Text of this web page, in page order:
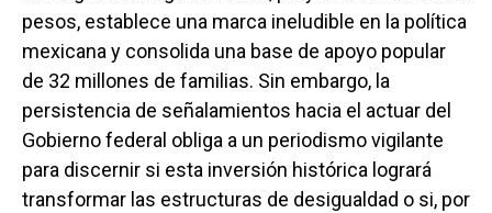
pesos, establece una marca ineludible en la política
mexicana y consolida una base de apoyo popular
de 32 millones de familias. Sin embargo, la
persistencia de señalamientos hacia el actuar del
Gobierno federal obliga a un periodismo vigilante
para discernir si esta inversión histórica logrará
transformar las estructuras de desigualdad o si, por